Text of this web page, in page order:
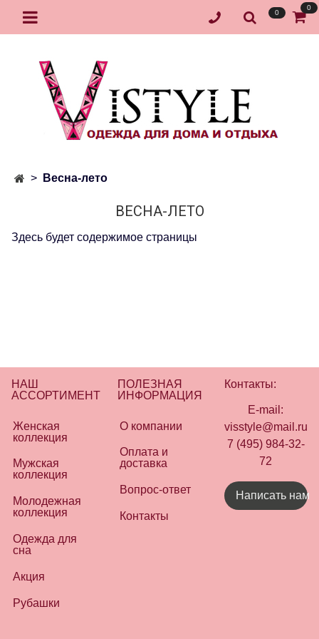
0
0
Весна-лето
ВЕСНА-ЛЕТО
Здесь будет содержимое страницы
НАШ
АССОРТИМЕНТ
Женская
коллекция
Мужская
коллекция
Молодежная
коллекция
Одежда для
сна
Акция
Рубашки
ПОЛЕЗНАЯ
ИНФОРМАЦИЯ
О компании
Оплата и
доставка
Вопрос-ответ
Контакты
Контакты:
E-mail:
visstyle@mail.ru
7 (495) 984-32-
72
Написать нам